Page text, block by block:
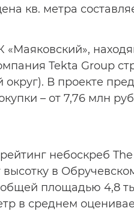
кв. метра
Tekta Group
В проекте
– от 7,76 млн
небоскреб
высотку в
площадью 4,8
в среднем